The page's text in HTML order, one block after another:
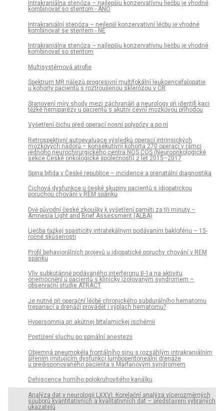
Intrakraniálna stenóza – najlepšiu konzervatívnu liečbu je vhodné
kombinovať so stentom - ÁNO
Intrakraniální stenóza – nejlepší konzervativní léčbu je vhodné
kombinovat se stentem - NE
Intrakraniálna stenóza – najlepšiu konzervatívnu liečbu je vhodné
kombinovať so stentom
Multisystémová atrofie
Spektrum MR nálezů progresivní multifokální leukoencefalopatie
u kohorty pa­cientů s roztroušenou sklerózou v ČR
Stanovení míry shody mezi záchranáři a neurology při identifi kaci
těžké hemiparézy u pacientů s akutní cévní mozkovou příhodou
Vyšetření čichu před operací nosní polypózy a po ní
Retrospektivní autoevaluace výsledků operací intrinsických
mozkových nádorů – konsekutivní kohorta 270 operací v rámci
jednoho neurochirurgického centra NOS ČOS (Neuroonkologické
sekce České onkologické společnosti) z let 2015–2017
Spina bifida v České republice – incidence a prenatální dia­gnostika
Čichová dysfunkce u české skupiny pacientů s idiopatickou
poruchou chování v REM spánku
Dvě původní české zkoušky k vyšetření paměti za tři minuty –
Amnesia Light and Brief Assessment (ALBA)
Liečba ťažkej spasticity intratekálnym podávaním baklofénu – 15-
ročné skúsenosti
Profil behaviorálních projevů u idiopatické poruchy chování v REM
spánku
Vliv subkután­ně podávaného interferonu β-1a na aktivitu
onemocnění u pa­cientů s klinicky izolovaným syndromem –
observační studie ATRACT
Je nutné při operační léčbě chronického subdurálního hematomu
trepanací a drenáží provádět i výplach hematomu?
Hypersomnia pri akútnej bitalamickej ischémii
Postižení sluchu po spinální anestezii
Objemná pneumokéla frontálního sinu s rozsáhlým intrakraniálním
šířením imitujícím dysfunkci lumboperitoneální drenáže
u predisponovaného pacienta s Marfanovým syndromem
Dehiscence horního polokruhovitého kanálku
Analýza dat v neurologii LXXVI. Korelační analýza vícerozměrných
souborů kvantitativních a kvalitativních dat – představení vybraných
ukazatelů